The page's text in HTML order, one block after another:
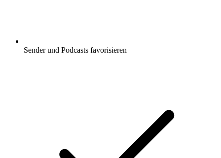
Sender und Podcasts favorisieren